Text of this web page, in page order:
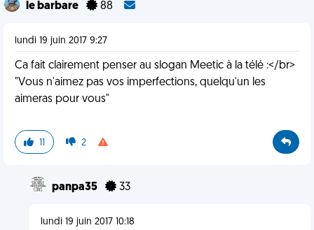
le barbare 88
lundi 19 juin 2017 9:27
Ca fait clairement penser au slogan Meetic à la télé :</br>
"Vous n'aimez pas vos imperfections, quelqu'un les
aimeras pour vous"
11 2
panpa35 33
lundi 19 juin 2017 10:18